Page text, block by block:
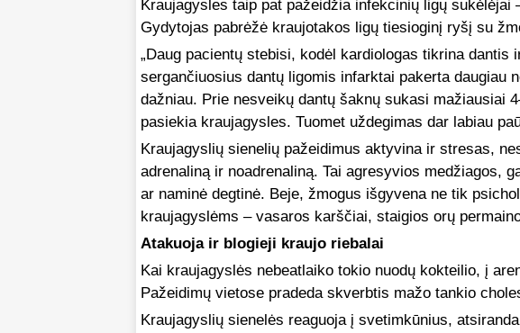
Kraujagysles taip pat pažeidžia infekcinių ligų sukėlėjai
Gydytojas pabrėžė kraujotakos ligų tiesioginį ryšį su
„Daug pacientų stebisi, kodėl kardiologas tikrina dantis
sergančiuosius dantų ligomis infarktai pakerta daugiau
dažniau. Prie nesveikų dantų šaknų sukasi mažiausiai
pasiekia kraujagysles. Tuomet uždegimas dar labiau
Kraujagyslių sienelių pažeidimus aktyvina ir stresas,
adrenaliną ir noadrenaliną. Tai agresyvios medžiagos,
ar naminė degtinė. Beje, žmogus išgyvena ne tik
kraujagyslėms – vasaros karščiai, staigios orų
Atakuoja ir blogieji kraujo riebalai
Kai kraujagyslės nebeatlaiko tokio nuodų kokteilio, į
Pažeidimų vietose pradeda skverbtis mažo tankio
Kraujagyslių sienelės reaguoja į svetimkūnius,